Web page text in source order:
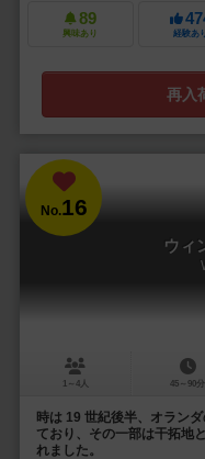
89
興味あり 経験あり
再入
No.16
ウィ
1～4人 45～90分
時は 19 世紀後半、オラン
ており、その一部は干拓地
れました。